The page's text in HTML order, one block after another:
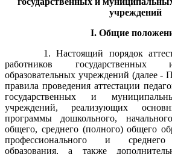
учреждений
I. Общие
1. Настоящий порядок
работников
образовательных учреждений (далее -
правила проведения аттестации
государственных и
учреждений, реализующих
программы дошкольного,
общего, среднего (полного) общего
профессионального и среднего
образования, а также